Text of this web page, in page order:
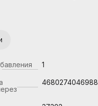
1
4680274046988